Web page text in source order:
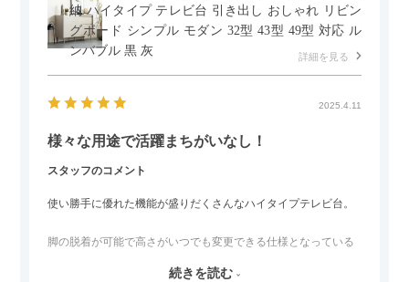
納 ハイタイプ テレビ台 引き出し おしゃれ リビン
グボード シンプル モダン 32型 43型 49型 対応 ル
ンバブル 黒 灰
詳細を見る
2025.4.11
様々な用途で活躍まちがいなし！
スタッフのコメント
使い勝手に優れた機能が盛りだくさんなハイタイプテレビ台。
脚の脱着が可能で高さがいつでも変更できる仕様となっている
続きを読む